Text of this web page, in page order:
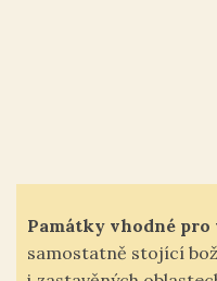
Památky vhodné
samostatně stojící